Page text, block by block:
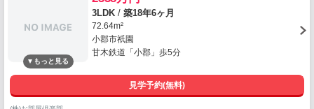
3LDK / 築18年6ヶ月
72.64m²
小郡市祇園
甘木鉄道「小郡」歩5分
見学予約(無料)